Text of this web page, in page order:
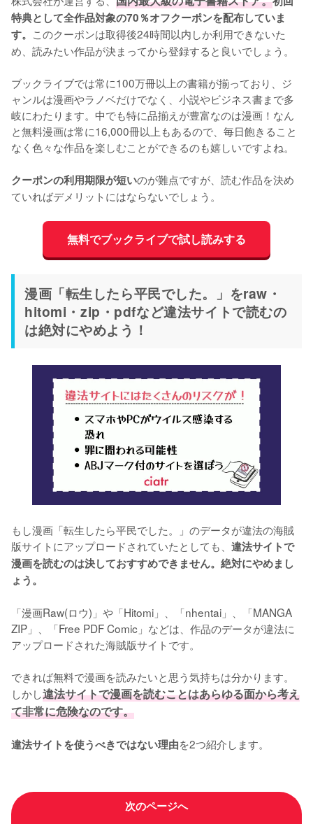
特典として全作品対象の70％オフクーポンを配布していま
す。 このクーポンは取得後24時間以内しか利用できないた
め、読みたい作品が決まってから登録すると良いでしょう。
ブックライブでは常に100万冊以上の書籍が揃っており、ジ
ャンルは漫画やラノベだけでなく、小説やビジネス書まで多
岐にわたります。中でも特に品揃えが豊富なのは漫画！なん
と無料漫画は常に16,000冊以上もあるので、毎日飽きること
なく色々な作品を楽しむことができるのも嬉しいですよね。
クーポンの利用期限が短いのが難点ですが、読む作品を決め
ていればデメリットにはならないでしょう。
無料でブックライブで試し読みする
漫画「転生したら平民でした。」をraw・
hitomi・zip・pdfなど違法サイトで読むの
は絶対にやめよう！
もし漫画「転生したら平民でした。」のデータが違法の海賊
版サイトにアップロードされていたとしても、 違法サイトで
漫画を読むのは決しておすすめできません。絶対にやめまし
ょう。
「漫画Raw(ロウ)」や「Hitomi」、「nhentai」、「MANGA
ZIP」、「Free PDF Comic」などは、作品のデータが違法に
アップロードされた海賊版サイトです。
できれば無料で漫画を読みたいと思う気持ちは分かります。
しかし違法サイトで漫画を読むことはあらゆる面から考え
て非常に危険なのです。
違法サイトを使うべきではない理由を2つ紹介します。
次のページへ